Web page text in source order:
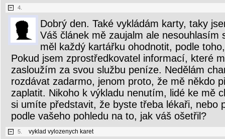
4.
Dobrý den. Také vykládám karty, taky
Váš článek mě zaujalm ale nesouhlasím
měl každý kartářku ohodnotit, podle
Pokud jsem zprostředkovatel informací, které
zasloužím za svou službu peníze. Nedělám
rozdávat zadarmo, jenom proto, že mě někdo
zaplatit. Nikoho k výkladu nenutím, lidé ke mě
si umíte představit, že byste třeba lékaři, nebo
podle vašeho pohledu na to, jak váš ošetřil?
5. vyklad vylozenych karet